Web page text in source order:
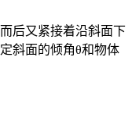
后又紧接着沿斜面下
斜面的倾角θ和物体